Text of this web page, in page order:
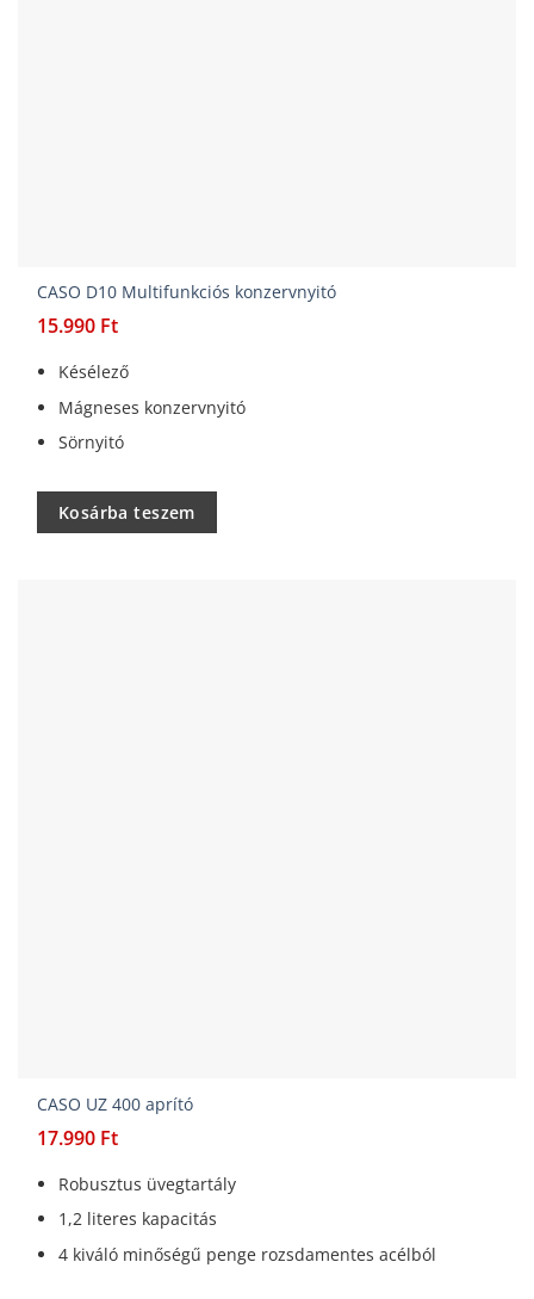
CASO D10 Multifunkciós konzervnyitó
15.990 Ft
Késélező
Mágneses konzervnyitó
Sörnyitó
Kosárba teszem
CASO UZ 400 aprító
17.990 Ft
Robusztus üvegtartály
1,2 literes kapacitás
4 kiváló minőségű penge rozsdamentes acélból